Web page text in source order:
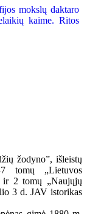
žodyno”, išleistų
tomų „Lietuvos
ir 2 tomų „Naujųjų
3 d. JAV istorikas